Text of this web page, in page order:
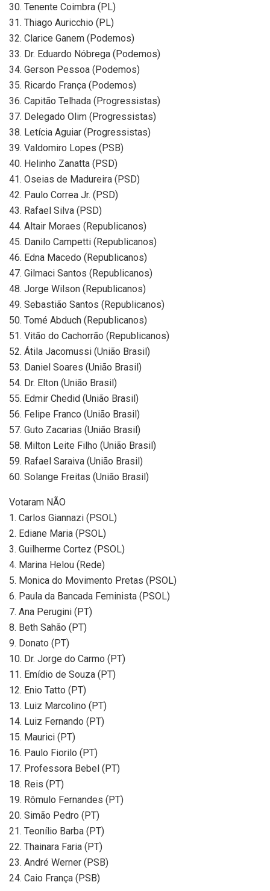
30. Tenente Coimbra (PL)
31. Thiago Auricchio (PL)
32. Clarice Ganem (Podemos)
33. Dr. Eduardo Nóbrega (Podemos)
34. Gerson Pessoa (Podemos)
35. Ricardo França (Podemos)
36. Capitão Telhada (Progressistas)
37. Delegado Olim (Progressistas)
38. Letícia Aguiar (Progressistas)
39. Valdomiro Lopes (PSB)
40. Helinho Zanatta (PSD)
41. Oseias de Madureira (PSD)
42. Paulo Correa Jr. (PSD)
43. Rafael Silva (PSD)
44. Altair Moraes (Republicanos)
45. Danilo Campetti (Republicanos)
46. Edna Macedo (Republicanos)
47. Gilmaci Santos (Republicanos)
48. Jorge Wilson (Republicanos)
49. Sebastião Santos (Republicanos)
50. Tomé Abduch (Republicanos)
51. Vitão do Cachorrão (Republicanos)
52. Átila Jacomussi (União Brasil)
53. Daniel Soares (União Brasil)
54. Dr. Elton (União Brasil)
55. Edmir Chedid (União Brasil)
56. Felipe Franco (União Brasil)
57. Guto Zacarias (União Brasil)
58. Milton Leite Filho (União Brasil)
59. Rafael Saraiva (União Brasil)
60. Solange Freitas (União Brasil)
Votaram NÃO
1. Carlos Giannazi (PSOL)
2. Ediane Maria (PSOL)
3. Guilherme Cortez (PSOL)
4. Marina Helou (Rede)
5. Monica do Movimento Pretas (PSOL)
6. Paula da Bancada Feminista (PSOL)
7. Ana Perugini (PT)
8. Beth Sahão (PT)
9. Donato (PT)
10. Dr. Jorge do Carmo (PT)
11. Emídio de Souza (PT)
12. Enio Tatto (PT)
13. Luiz Marcolino (PT)
14. Luiz Fernando (PT)
15. Maurici (PT)
16. Paulo Fiorilo (PT)
17. Professora Bebel (PT)
18. Reis (PT)
19. Rômulo Fernandes (PT)
20. Simão Pedro (PT)
21. Teonílio Barba (PT)
22. Thainara Faria (PT)
23. André Werner (PSB)
24. Caio França (PSB)